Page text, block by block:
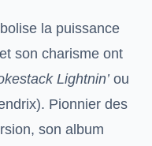
la puissance
son charisme ont
Lightnin’ou
Pionnier des
son album